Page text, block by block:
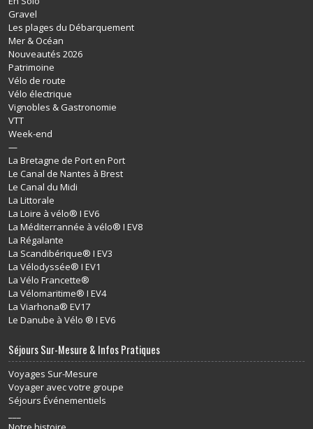
Gravel
Les plages du Débarquement
Mer & Océan
Nouveautés 2026
Patrimoine
Vélo de route
Vélo électrique
Vignobles & Gastronomie
VTT
Week-end
—
La Bretagne de Port en Port
Le Canal de Nantes à Brest
Le Canal du Midi
La Littorale
La Loire à vélo® I EV6
La Méditerrannée à vélo® I EV8
La Régalante
La Scandibérique® I EV3
La Vélodyssée® I EV1
La Vélo Francette®
La Vélomaritime® I EV4
La Viarhona® EV17
Le Danube à Vélo ® I EV6
Séjours Sur-Mesure & Infos Pratiques
Voyages Sur-Mesure
Voyager avec votre groupe
Séjours Événementiels